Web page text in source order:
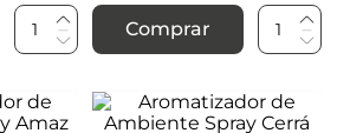
Comprar